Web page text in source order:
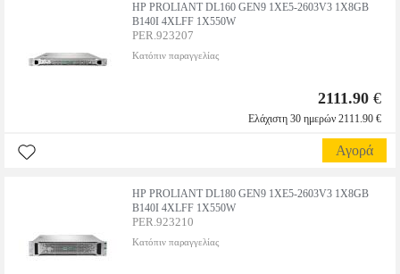
HP PROLIANT DL160 GEN9 1XE5-2603V3 1X8GB
B140I 4XLFF 1X550W
PER.923207
Κατόπιν παραγγελίας
2111.90 €
Ελάχιστη 30 ημερών 2111.90 €
Αγορά
HP PROLIANT DL180 GEN9 1XE5-2603V3 1X8GB
B140I 4XLFF 1X550W
PER.923210
Κατόπιν παραγγελίας